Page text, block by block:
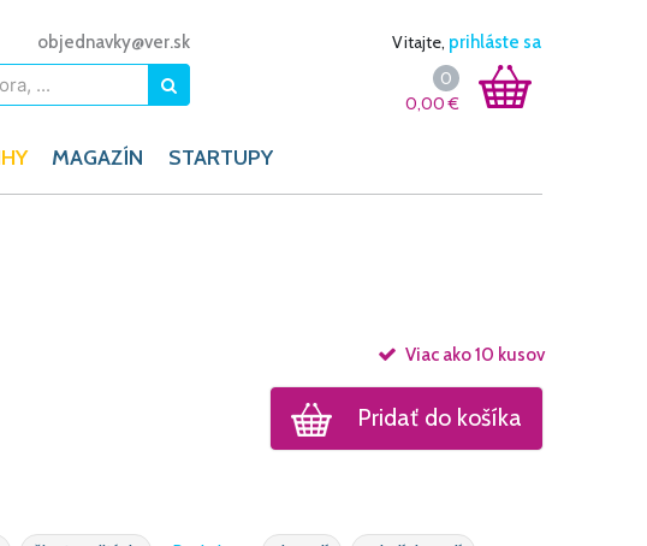
objednavky@ver.sk Vitajte, prihláste sa
0
0,00€
MAGAZÍN STARTUPY
Viac ako 10 kusov
Pridať do košíka